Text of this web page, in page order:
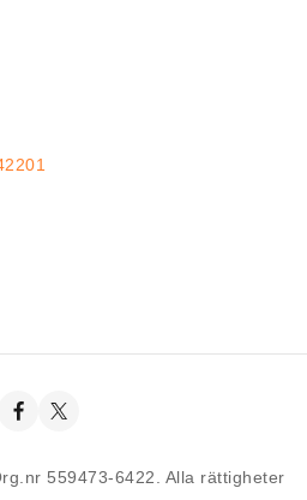
559473-6422. Alla rättigheter